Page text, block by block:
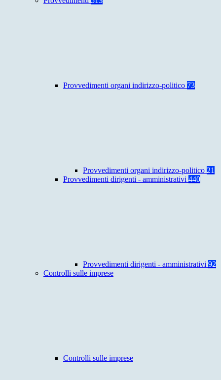
Provvedimenti organi indirizzo-politico 73
Provvedimenti organi indirizzo-politico 21
Provvedimenti dirigenti - amministrativi 440
Provvedimenti dirigenti - amministrativi 92
Controlli sulle imprese
Controlli sulle imprese